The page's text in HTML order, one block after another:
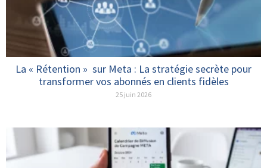
La « Rétention » sur Meta : La stratégie secrète pour
transformer vos abonnés en clients fidèles
25 juin 2026